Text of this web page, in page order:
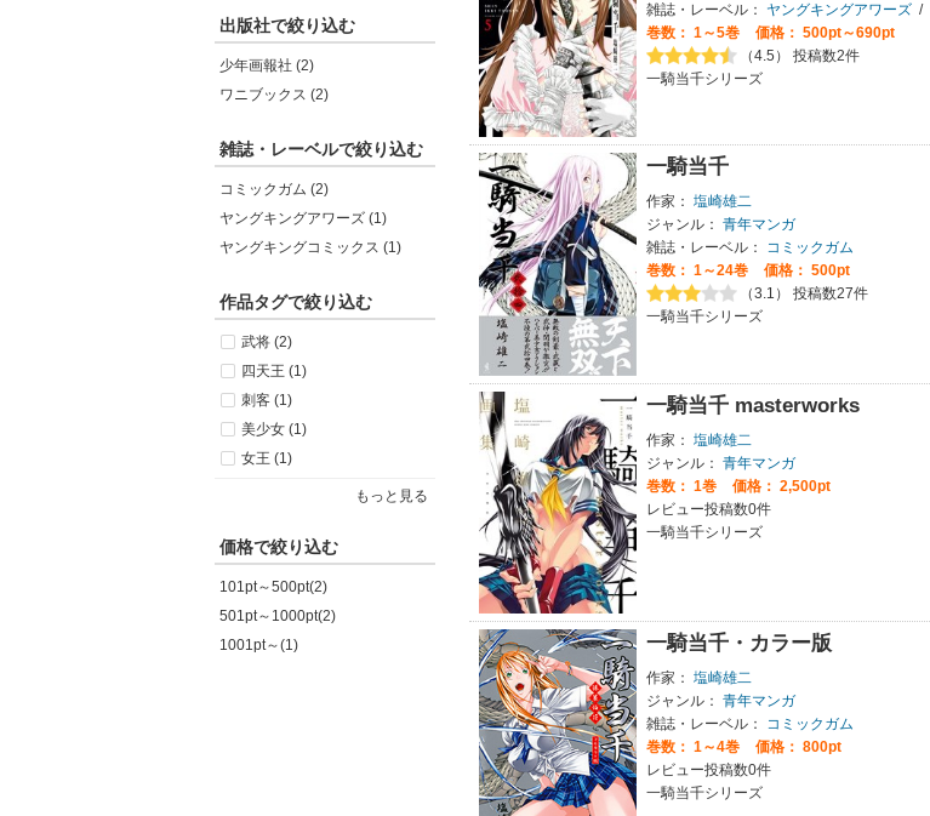
出版社で絞り込む
少年画報社 (2)
ワニブックス (2)
雑誌・レーベルで絞り込む
コミックガム (2)
ヤングキングアワーズ (1)
ヤングキングコミックス (1)
作品タグで絞り込む
武将 (2)
四天王 (1)
刺客 (1)
美少女 (1)
女王 (1)
もっと見る
価格で絞り込む
101pt～500pt(2)
501pt～1000pt(2)
1001pt～(1)
雑誌・レーベル：
ヤングキングアワーズ /
巻数： 1～5巻
価格： 500pt～690pt
（4.5） 投稿数2件
一騎当千シリーズ
一騎当千
作家： 塩崎雄二
ジャンル： 青年マンガ
雑誌・レーベル：
コミックガム
巻数： 1～24巻
価格： 500pt
（3.1） 投稿数27件
一騎当千シリーズ
一騎当千 masterworks
作家： 塩崎雄二
ジャンル： 青年マンガ
巻数： 1巻
価格： 2,500pt
レビュー投稿数0件
一騎当千シリーズ
一騎当千・カラー版
作家： 塩崎雄二
ジャンル： 青年マンガ
雑誌・レーベル：
コミックガム
巻数： 1～4巻
価格： 800pt
レビュー投稿数0件
一騎当千シリーズ